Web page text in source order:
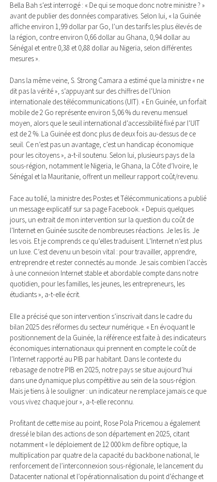
Bella Bah s’est interrogé : « De qui se moque donc notre ministre ? »
avant de publier des données comparatives. Selon lui, « la Guinée
affiche environ 1,99 dollar par Go, l’un des tarifs les plus élevés de
la région, contre environ 0,66 dollar au Ghana, 0,94 dollar au
Sénégal et entre 0,38 et 0,88 dollar au Nigeria, selon différentes
mesures ».
Dans la même veine, S. Strong Camara a estimé que la ministre « ne
dit pas la vérité », s’appuyant sur des chiffres de l’Union
internationale des télécommunications (UIT). « En Guinée, un forfait
mobile de 2 Go représente environ 5,06 % du revenu mensuel
moyen, alors que le seuil international d’accessibilité fixé par l’UIT
est de 2 %. La Guinée est donc plus de deux fois au-dessus de ce
seuil. Ce n’est pas un avantage, c’est un handicap économique
pour les citoyens », a-t-il soutenu. Selon lui, plusieurs pays de la
sous-région, notamment le Nigeria, le Ghana, la Côte d’Ivoire, le
Sénégal et la Mauritanie, offrent un meilleur rapport coût/revenu.
Face au tollé, la ministre des Postes et Télécommunications a publié
un message explicatif sur sa page Facebook. « Depuis quelques
jours, un extrait de mon intervention sur la question du coût de
l’Internet en Guinée suscite de nombreuses réactions. Je les lis. Je
les vois. Et je comprends ce qu’elles traduisent. L’Internet n’est plus
un luxe. C’est devenu un besoin vital : pour travailler, apprendre,
entreprendre et rester connectés au monde. Je sais combien l’accès
à une connexion Internet stable et abordable compte dans notre
quotidien, pour les familles, les jeunes, les entrepreneurs, les
étudiants », a-t-elle écrit.
Elle a précisé que son intervention s’inscrivait dans le cadre du
bilan 2025 des réformes du secteur numérique. « En évoquant le
positionnement de la Guinée, la référence est faite à des indicateurs
économiques internationaux qui prennent en compte le coût de
l’Internet rapporté au PIB par habitant. Dans le contexte du
rebasage de notre PIB en 2025, notre pays se situe aujourd’hui
dans une dynamique plus compétitive au sein de la sous-région.
Mais je tiens à le souligner : un indicateur ne remplace jamais ce que
vous vivez chaque jour », a-t-elle reconnu.
Profitant de cette mise au point, Rose Pola Pricemou a également
dressé le bilan des actions de son département en 2025, citant
notamment « le déploiement de 12 000 km de fibre optique, la
multiplication par quatre de la capacité du backbone national, le
renforcement de l’interconnexion sous-régionale, le lancement du
Datacenter national et l’opérationnalisation du point d’échange et